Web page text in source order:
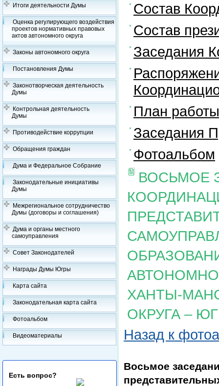
Итоги деятельности Думы
Оценка регулирующего воздействия
проектов нормативных правовых
актов автономного округа
Законы автономного округа
Постановления Думы
Законотворческая деятельность
Думы
Контрольная деятельность
Думы
Противодействие коррупции
Обращения граждан
Дума и Федеральное Собрание
Законодательные инициативы
Думы
Межрегиональное сотрудничество
Думы (договоры и соглашения)
Дума и органы местного
самоуправления
Совет Законодателей
Награды Думы Югры
Карта сайта
Законодательная карта сайта
Фотоальбом
Видеоматериалы
Есть вопрос?
Состав
Состав
Заседания
План
Заседания
Фотоальбом
ВОСЬМОЕ
ХАНТЫ-
ОКРУГА –
Назад к
Восьмое